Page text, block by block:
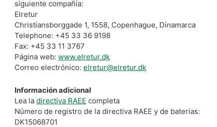
siguiente compañía:
Elretur
Christiansborggade 1, 1558, Copenhague, Dinamarca
Telephone: +45 33 36 9198
Fax: +45 33 11 3767
Página web: www.elretur.dk
Correo electrónico: elretur@elretur.dk
Información adicional
Lea la directiva RAEE completa
Número de registro de la directiva RAEE y de baterías:
DK15068701